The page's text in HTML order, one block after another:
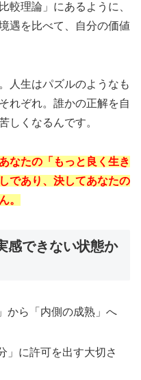
較理論」にあるように、
遇を比べて、自分の価値
人生はパズルのようなも
れぞれ。誰かの正解を自
しくなるんです。
なたの「もっと良く生き
であり、決してあなたの
。
感できない状態か
から「内側の成熟」へ
」に許可を出す大切さ